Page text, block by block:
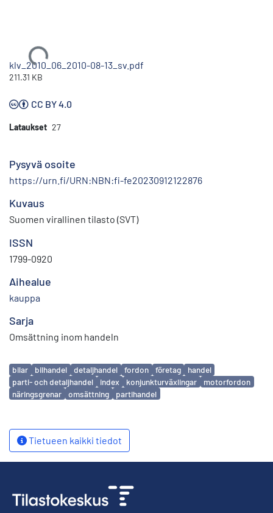
Ladataan...
klv_2010_06_2010-08-13_sv.pdf
211.31 KB
CC BY 4.0
Lataukset 27
Pysyvä osoite
https://urn.fi/URN:NBN:fi-fe20230912122876
Kuvaus
Suomen virallinen tilasto (SVT)
ISSN
1799-0920
Aihealue
kauppa
Sarja
Omsättning inom handeln
Avainsanat
bilar bilhandel detaljhandel fordon företag
handel
parti- och detaljhandel
index konjunkturväxlingar
motorfordon
näringsgrenar
omsättning partihandel
Tietueen kaikki tiedot